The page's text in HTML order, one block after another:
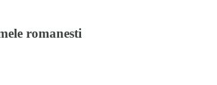
romanesti